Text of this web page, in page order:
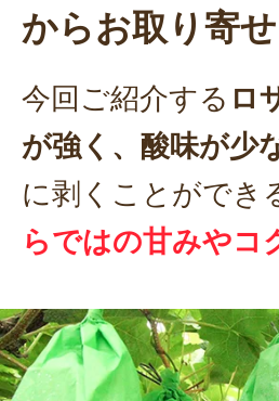
からお取り寄せ
今回ご紹介する ロ
が強く、酸味が少
に剥くことができ
らではの甘みやコ